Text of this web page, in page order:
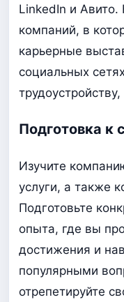
LinkedIn и Авито.
компаний, в
карьерные
социальных
Подготовка к
Изучите
услуги, а также
Подготовьте
опыта, где вы
достижения и
популярными
отрепетируйте